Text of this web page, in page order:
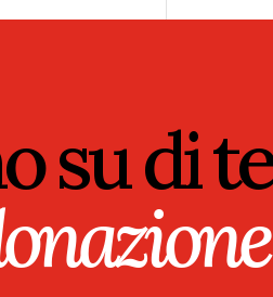
su di